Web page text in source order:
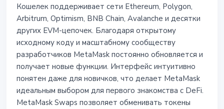
Кошелек поддерживает сети Ethereum, Polygon,
Arbitrum, Optimism, BNB Chain, Avalanche и десятки
других EVM-цепочек. Благодаря открытому
исходному коду и масштабному сообществу
разработчиков MetaMask постоянно обновляется и
получает новые функции. Интерфейс интуитивно
понятен даже для новичков, что делает MetaMask
идеальным выбором для первого знакомства с DeFi.
MetaMask Swaps позволяет обменивать токены